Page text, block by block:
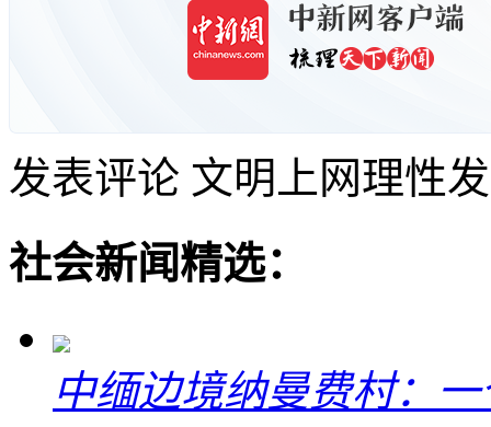
发表评论 文明上网理性
社会新闻精选：
中缅边境纳曼费村：